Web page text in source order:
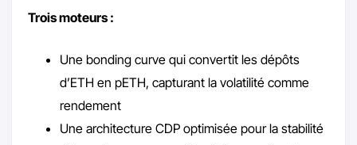
Trois moteurs :
Une bonding curve qui convertit les dépôts
d’ETH en pETH, capturant la volatilité comme
rendement
Une architecture CDP optimisée pour la stabilité